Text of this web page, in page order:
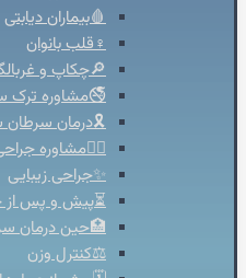
🩸بیماران دیابتی
♀️قلب بانوان
🔎چکاپ و
🚭مشاوره ترک
🎗️درمان سرطان
👩‍⚕️مشاوره
✨جراحی زیبایی
⏳پیش و پس از
🏥حین درمان
⚖️کنترل وزن